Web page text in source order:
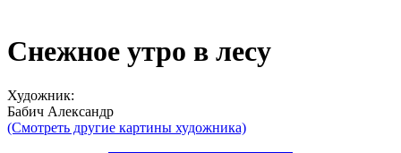
Снежное утро в лесу
Художник:
Бабич Александр
(Смотреть другие картины художника)